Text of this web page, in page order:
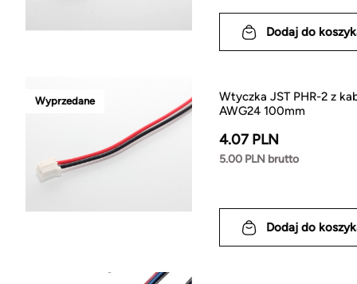
Dodaj do
Wyprzedane
Wtyczka JST PHR-2 z
AWG24 100mm
4.07 PLN
5.00 PLN brutto
Dodaj do